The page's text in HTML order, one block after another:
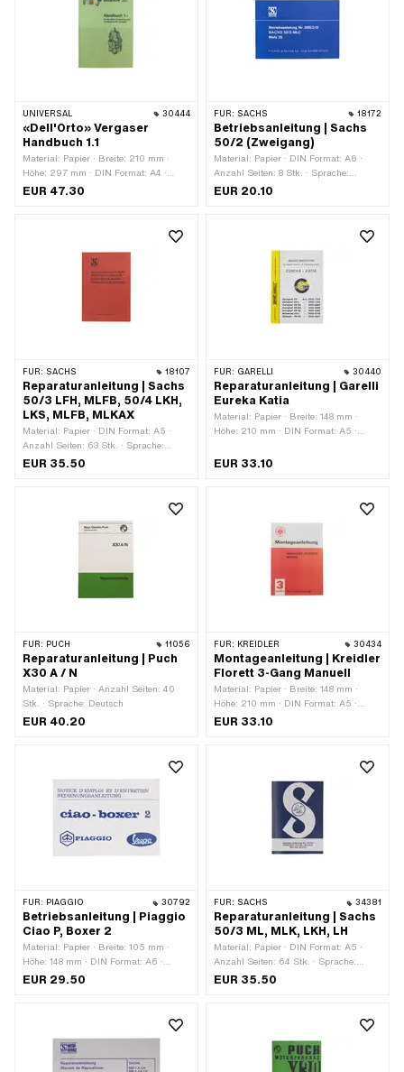
UNIVERSAL 30444
«Dell'Orto» Vergaser
Handbuch 1.1
Material: Papier · Breite: 210 mm ·
Höhe: 297 mm · DIN Format: A4 ·
Anzahl Seiten: 36 Stk. · Sprache:
EUR 47.30
FÜR: SACHS 18172
Betriebsanleitung | Sachs
50/2 (Zweigang)
Material: Papier · DIN Format: A6 ·
Anzahl Seiten: 8 Stk. · Sprache:
Deutsch
EUR 20.10
FÜR: SACHS 18107
Reparaturanleitung | Sachs
50/3 LFH, MLFB, 50/4 LKH,
LKS, MLFB, MLKAX
Material: Papier · DIN Format: A5 ·
Anzahl Seiten: 63 Stk. · Sprache:
Deutsch
EUR 35.50
FÜR: GARELLI 30440
Reparaturanleitung | Garelli
Eureka Katia
Material: Papier · Breite: 148 mm ·
Höhe: 210 mm · DIN Format: A5 ·
Deutsch
EUR 33.10
FÜR: PUCH 11056
Reparaturanleitung | Puch
X30 A / N
Material: Papier · Anzahl Seiten: 40
Stk. · Sprache: Deutsch
EUR 40.20
FÜR: KREIDLER 30434
Montageanleitung | Kreidler
Florett 3-Gang Manuell
Material: Papier · Breite: 148 mm ·
Höhe: 210 mm · DIN Format: A5 ·
Anzahl Seiten: 30 Stk. · Sprache:
EUR 33.10
FÜR: PIAGGIO 30792
Betriebsanleitung | Piaggio
Ciao P, Boxer 2
Material: Papier · Breite: 105 mm ·
Höhe: 148 mm · DIN Format: A6 ·
Anzahl Seiten: 92 Stk. · Sprache:
EUR 29.50
FÜR: SACHS 34381
Reparaturanleitung | Sachs
50/3 ML, MLK, LKH, LH
Material: Papier · DIN Format: A5 ·
Anzahl Seiten: 64 Stk. · Sprache:
Deutsch
EUR 35.50